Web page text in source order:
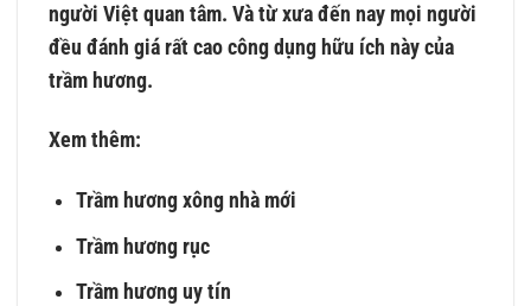
người Việt quan tâm. Và từ xưa đến nay mọi người
đều đánh giá rất cao công dụng hữu ích này của
trầm hương.
Xem thêm:
Trầm hương xông nhà mới
Trầm hương rục
Trầm hương uy tín